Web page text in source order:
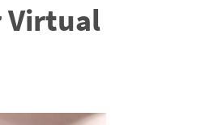
Virtual